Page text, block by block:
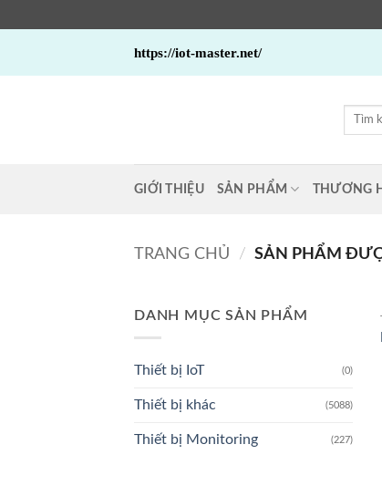
https://iot-master.net/
Tìm
GIỚI THIỆU SẢN PHẨM THƯƠNG
TRANG CHỦ / SẢN PHẨM
DANH MỤC SẢN PHẨM
Thiết bị IoT (0)
Thiết bị khác (5088)
Thiết bị Monitoring (227)